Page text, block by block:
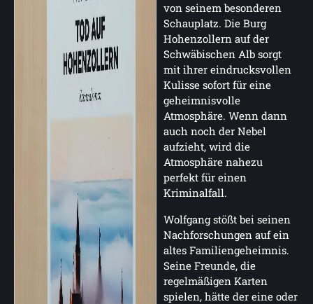
von seinem besonderen
Schauplatz. Die Burg
Hohenzollern auf der
Schwäbischen Alb sorgt
mit ihrer eindrucksvollen
Kulisse sofort für eine
geheimnisvolle
Atmosphäre. Wenn dann
auch noch der Nebel
aufzieht, wird die
Atmosphäre nahezu
perfekt für einen
Kriminalfall.
Wolfgang stößt bei seinen
Nachforschungen auf ein
altes Familiengeheimnis.
Seine Freunde, die
regelmäßigen Karten
spielen, hätte der eine oder